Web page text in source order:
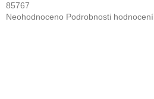
85767
Průměrné
Neohodnoceno Podrobnosti hodnocení